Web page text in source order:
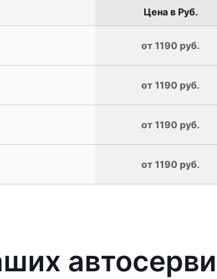
Цена в Руб.
от 1190 руб.
от 1190 руб.
от 1190 руб.
от 1190 руб.